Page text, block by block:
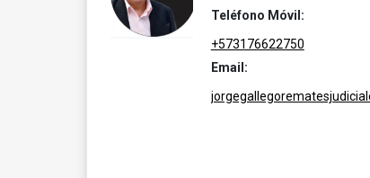
Teléfono Móvil:
+573176622750
Email: